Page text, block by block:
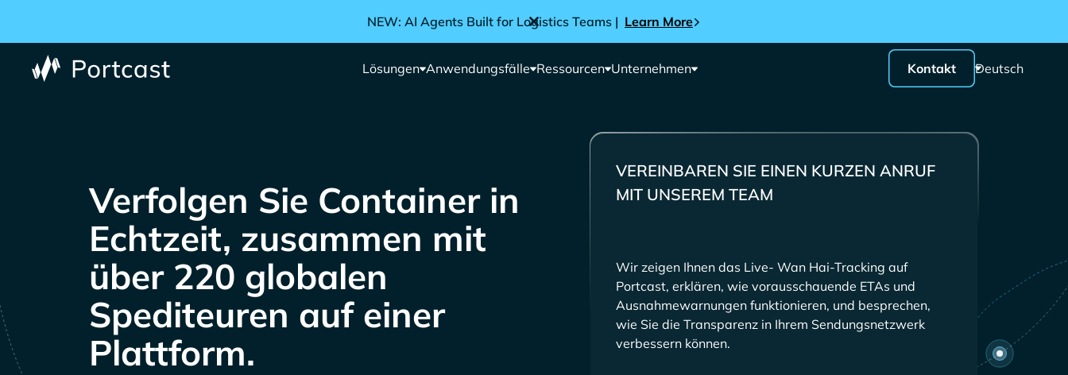
NEW: AI Agents Built for Logistics Teams | Learn More
Lösungen Anwendungsfälle Ressourcen Unternehmen Kontakt Deutsch
Verfolgen Sie Container in
Echtzeit, zusammen mit
über 220 globalen
Spediteuren auf einer
Plattform.
VEREINBAREN SIE EINEN KURZEN ANRUF
MIT UNSEREM TEAM
Wir zeigen Ihnen das Live-
-Tracking auf
Portcast, erklären, wie vorausschauende ETAs und
Ausnahmewarnungen funktionieren, und besprechen,
wie Sie die Transparenz in Ihrem Sendungsnetzwerk
verbessern können.